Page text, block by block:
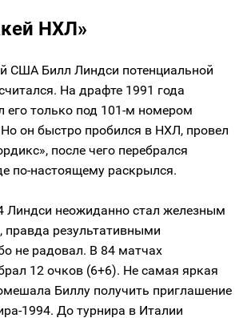
НХЛ»
США Билл Линдси потенциальной
На драфте 1991 года
его только под 101-м номером
он быстро пробился в НХЛ, провел
после чего перебрался
по-настоящему раскрылся.
Линдси неожиданно стал железным
правда результативными
не радовал. В 84 матчах
12 очков (6+6). Не самая яркая
Биллу получить приглашение
1994. До турнира в Италии